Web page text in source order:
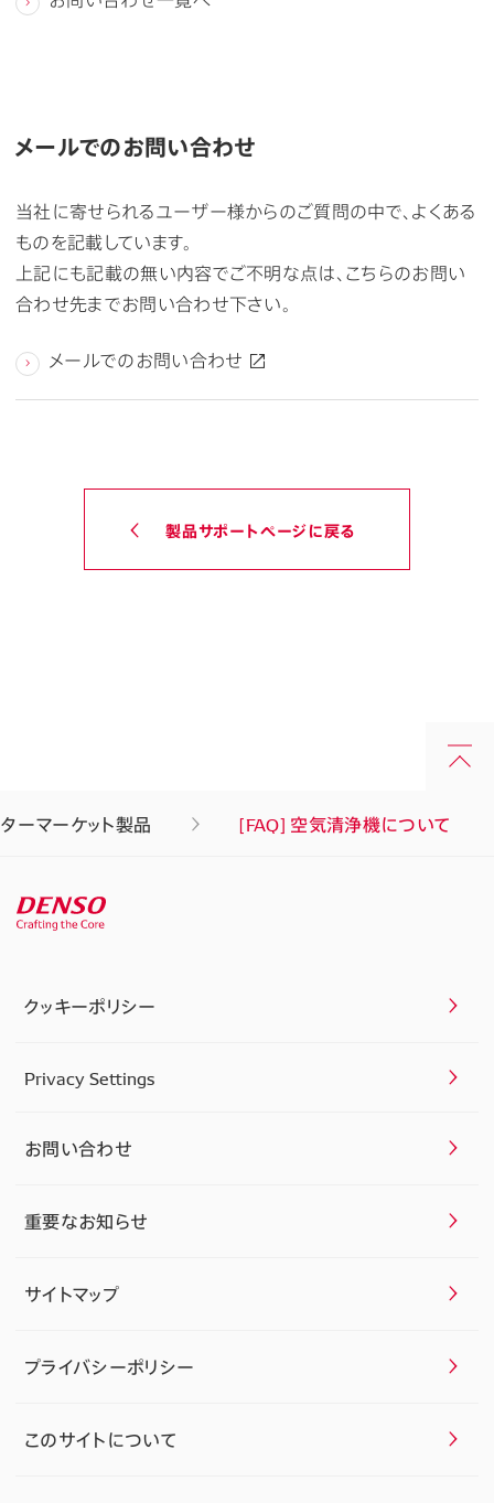
メールでのお問い合わせ
当社に寄せられるユーザー様からのご質問の中で、よくある
ものを記載しています。
上記にも記載の無い内容でご不明な点は、こちらのお問い
合わせ先までお問い合わせ下さい。
メールでのお問い合わせ
製品サポートページに戻る
ーマーケット製品 [FAQ] 空気清浄機について
クッキーポリシー
Privacy Settings
お問い合わせ
重要なお知らせ
サイトマップ
プライバシーポリシー
このサイトについて